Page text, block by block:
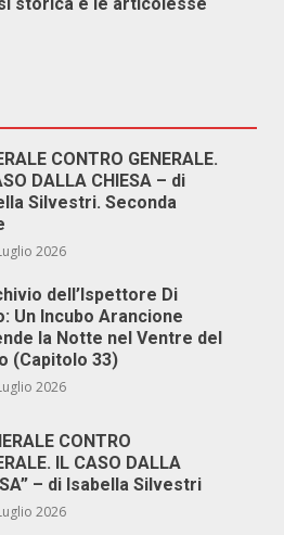
CONTRO GENERALE.
DALLA CHIESA – di
Silvestri. Seconda
2026
dell’Ispettore Di
Un Incubo Arancione
la Notte nel Ventre del
(Capitolo 33)
2026
CONTRO
IL CASO DALLA
– di Isabella Silvestri
2026